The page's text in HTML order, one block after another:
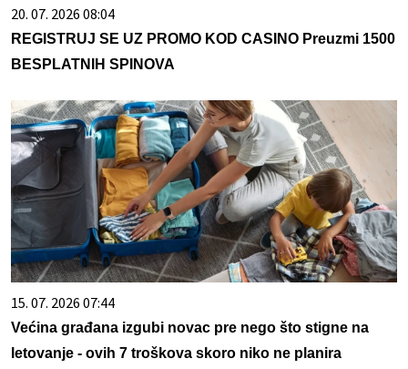
20. 07. 2026 08:04
REGISTRUJ SE UZ PROMO KOD CASINO Preuzmi 1500
BESPLATNIH SPINOVA
15. 07. 2026 07:44
Većina građana izgubi novac pre nego što stigne na
letovanje - ovih 7 troškova skoro niko ne planira